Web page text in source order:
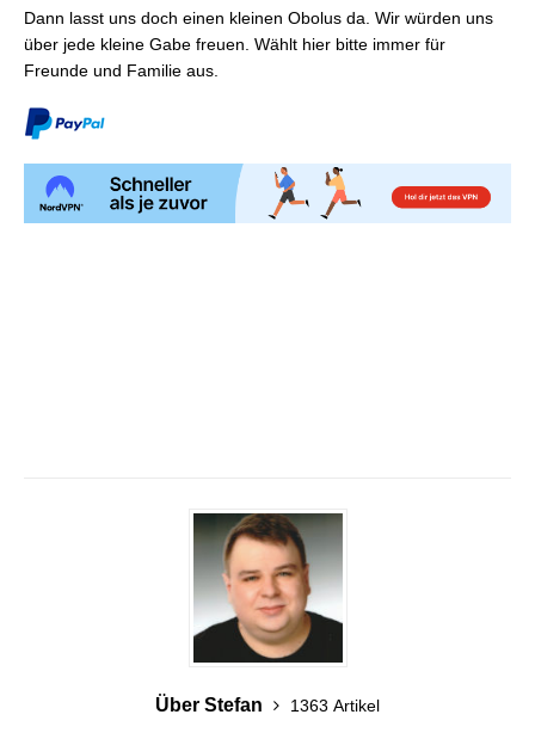
Dann lasst uns doch einen kleinen Obolus da. Wir würden uns
über jede kleine Gabe freuen. Wählt hier bitte immer für
Freunde und Familie aus.
Über Stefan
1363 Artikel